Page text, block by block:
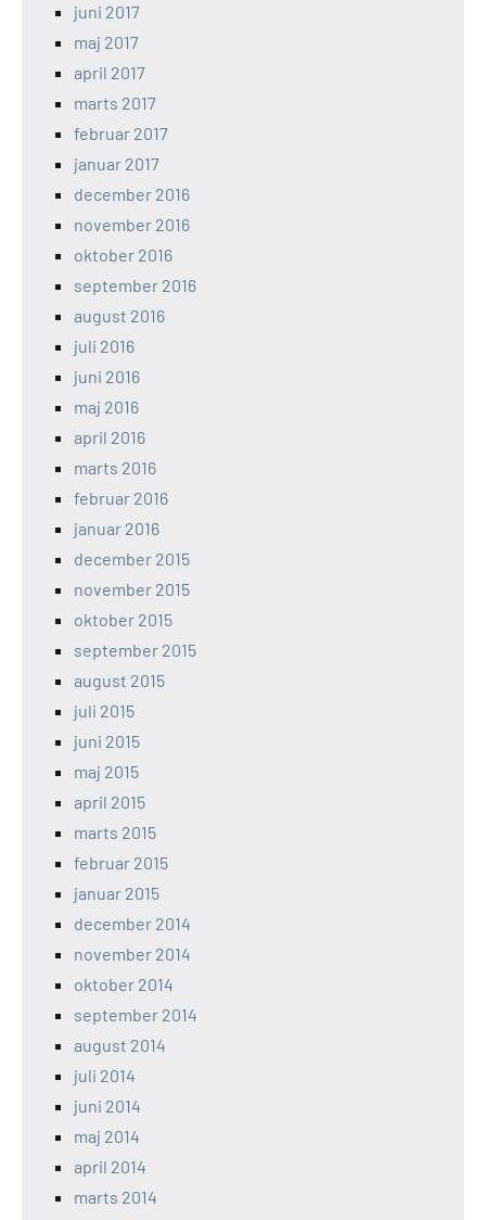
juni 2017
maj 2017
april 2017
marts 2017
februar 2017
januar 2017
december 2016
november 2016
oktober 2016
september 2016
august 2016
juli 2016
juni 2016
maj 2016
april 2016
marts 2016
februar 2016
januar 2016
december 2015
november 2015
oktober 2015
september 2015
august 2015
juli 2015
juni 2015
maj 2015
april 2015
marts 2015
februar 2015
januar 2015
december 2014
november 2014
oktober 2014
september 2014
august 2014
juli 2014
juni 2014
maj 2014
april 2014
marts 2014